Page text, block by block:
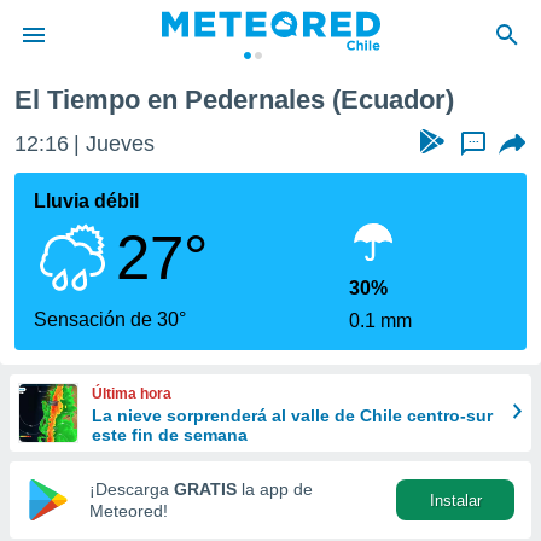
de
por
se
calidad.
a este
las
y
forma
digital
basada
El Tiempo en Pedernales (Ecuador)
12:16 Jueves ...
Lluvia débil
27°
Sensación de 30°
30%
0.1 mm
Última hora
La nieve sorprenderá al valle de Chile centro-sur
este fin de semana
¡Descarga GRATIS la app de
Meteored!
Instalar